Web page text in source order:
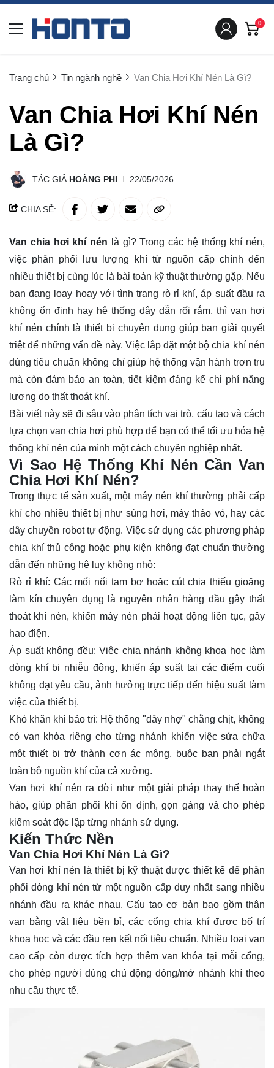
0
Trang chủ Tin ngành nghề Van Chia Hơi Khí Nén Là Gì?
Van Chia Hơi Khí Nén
Là Gì?
TÁC GIẢ HOÀNG PHI 22/05/2026
CHIA SẺ:
Van chia hơi khí nén là gì? Trong các hệ thống khí nén,
việc phân phối lưu lượng khí từ nguồn cấp chính đến
nhiều thiết bị cùng lúc là bài toán kỹ thuật thường gặp. Nếu
bạn đang loay hoay với tình trạng rò rỉ khí, áp suất đầu ra
không ổn định hay hệ thống dây dẫn rối rắm, thì van hơi
khí nén chính là thiết bị chuyên dụng giúp bạn giải quyết
triệt để những vấn đề này. Việc lắp đặt một bộ chia khí nén
đúng tiêu chuẩn không chỉ giúp hệ thống vận hành trơn tru
mà còn đảm bảo an toàn, tiết kiệm đáng kể chi phí năng
lượng do thất thoát khí.
Bài viết này sẽ đi sâu vào phân tích vai trò, cấu tạo và cách
lựa chọn van chia hơi phù hợp để bạn có thể tối ưu hóa hệ
thống khí nén của mình một cách chuyên nghiệp nhất.
Vì Sao Hệ Thống Khí Nén Cần Van
Chia Hơi Khí Nén?
Trong thực tế sản xuất, một máy nén khí thường phải cấp
khí cho nhiều thiết bị như súng hơi, máy tháo vỏ, hay các
dây chuyền robot tự động. Việc sử dụng các phương pháp
chia khí thủ công hoặc phụ kiện không đạt chuẩn thường
dẫn đến những hệ lụy không nhỏ:
Rò rỉ khí: Các mối nối tạm bợ hoặc cút chia thiếu gioăng
làm kín chuyên dụng là nguyên nhân hàng đầu gây thất
thoát khí nén, khiến máy nén phải hoạt động liên tục, gây
hao điện.
Áp suất không đều: Việc chia nhánh không khoa học làm
dòng khí bị nhiễu động, khiến áp suất tại các điểm cuối
không đạt yêu cầu, ảnh hưởng trực tiếp đến hiệu suất làm
việc của thiết bị.
Khó khăn khi bảo trì: Hệ thống "dây nhợ" chằng chịt, không
có van khóa riêng cho từng nhánh khiến việc sửa chữa
một thiết bị trở thành cơn ác mộng, buộc bạn phải ngắt
toàn bộ nguồn khí của cả xưởng.
Van hơi khí nén ra đời như một giải pháp thay thế hoàn
hảo, giúp phân phối khí ổn định, gọn gàng và cho phép
kiểm soát độc lập từng nhánh sử dụng.
Kiến Thức Nền
Van Chia Hơi Khí Nén Là Gì?
Van hơi khí nén là thiết bị kỹ thuật được thiết kế để phân
phối dòng khí nén từ một nguồn cấp duy nhất sang nhiều
nhánh đầu ra khác nhau. Cấu tạo cơ bản bao gồm thân
van bằng vật liệu bền bỉ, các cổng chia khí được bố trí
khoa học và các đầu ren kết nối tiêu chuẩn. Nhiều loại van
cao cấp còn được tích hợp thêm van khóa tại mỗi cổng,
cho phép người dùng chủ động đóng/mở nhánh khí theo
nhu cầu thực tế.